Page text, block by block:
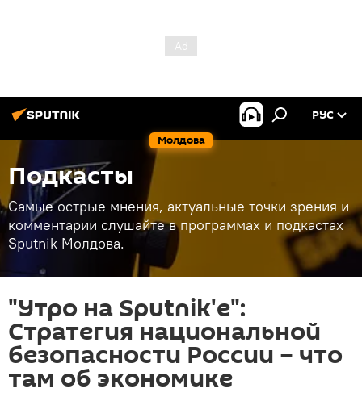
Молдова
РУС
Подкасты
Самые острые мнения, актуальные точки зрения и
комментарии слушайте в программах и подкастах
Sputnik Молдова.
"Утро на Sputnik'e":
Стратегия национальной
безопасности России – что
там об экономике